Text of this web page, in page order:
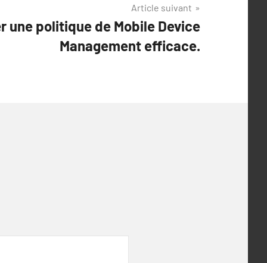
Article suivant
une politique de Mobile Device
Management efficace.